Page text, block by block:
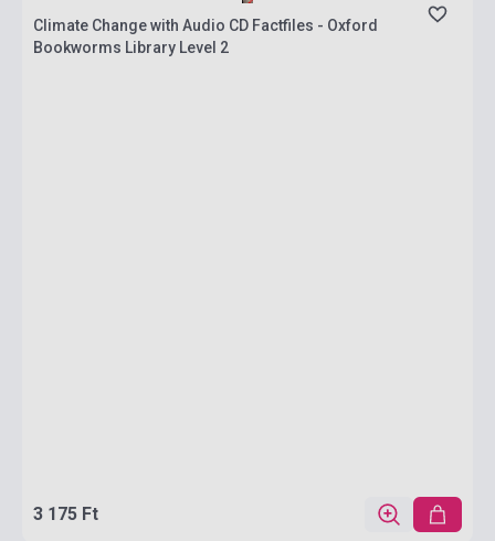
Climate Change with Audio CD Factfiles - Oxford
Bookworms Library Level 2
3 175 Ft